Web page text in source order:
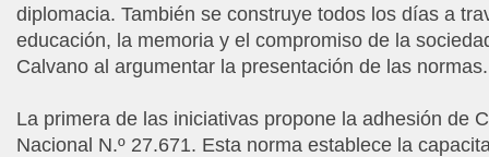
diplomacia. También se construye todos los días a
educación, la memoria y el compromiso de la
Calvano al argumentar la presentación de las normas.
La primera de las iniciativas propone la adhesión de
Nacional N.º 27.671. Esta norma establece la